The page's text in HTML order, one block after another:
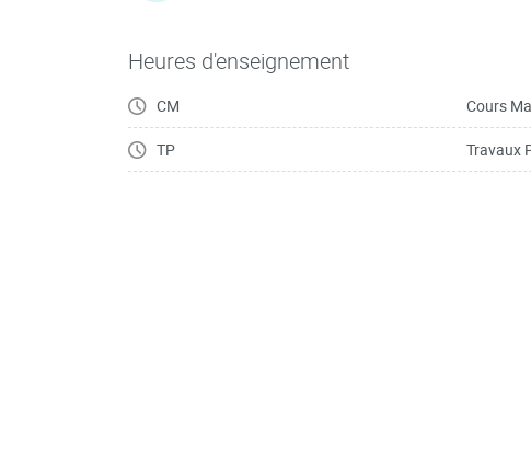
Heures d'enseignement
CM Cours
TP Travaux